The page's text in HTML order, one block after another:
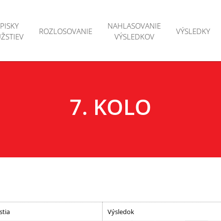
ROZLOSOVANIE
NAHLASOVANIE
VÝSLEDKOV
VÝSLEDKY
7. KOLO
Výsledok